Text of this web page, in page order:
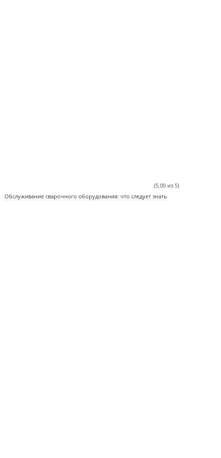
(5,00 из 5)
Обслуживание сварочного оборудования: что следует знать